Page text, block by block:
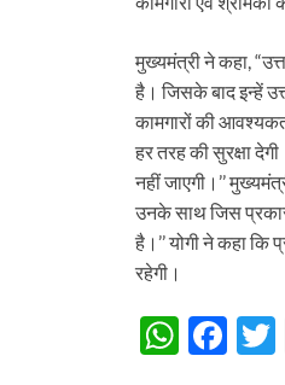
मुख्यमंत्री ने कहा,
है। जिसके बाद इन्हें
कामगारों की
हर तरह की सुरक्षा
नहीं जाएगी।’’
उनके साथ जिस
है।’’ योगी ने कहा
रहेगी।
W F